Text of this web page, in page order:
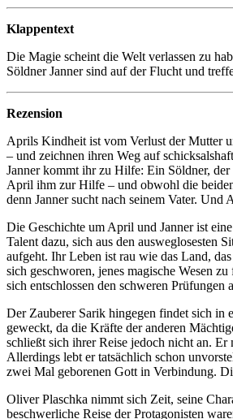
Klappentext
Die Magie scheint die Welt verlassen zu
Söldner Janner sind auf der Flucht und
Rezension
Aprils Kindheit ist vom Verlust der Mutter
– und zeichnen ihren Weg auf
Janner kommt ihr zu Hilfe: Ein Söldner,
April ihm zur Hilfe – und obwohl die
denn Janner sucht nach seinem Vater.
Die Geschichte um April und Janner ist
Talent dazu, sich aus den ausweglosesten
aufgeht. Ihr Leben ist rau wie das Land,
sich geschworen, jenes magische Wesen
sich entschlossen den schweren
Der Zauberer Sarik hingegen findet sich in
geweckt, da die Kräfte der anderen
schließt sich ihrer Reise jedoch nicht an.
Allerdings lebt er tatsächlich schon
zwei Mal geborenen Gott in Verbindung.
Oliver Plaschka nimmt sich Zeit, seine
beschwerliche Reise der Protagonisten